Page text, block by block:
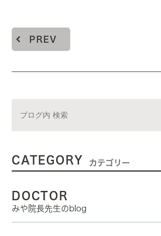
PREV
CATEGORY カテゴリー
DOCTOR
みや院長先生のblog